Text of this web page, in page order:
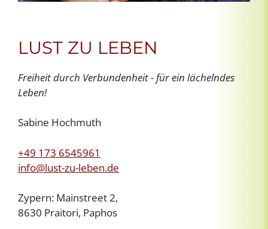
LUST ZU LEBEN
Freiheit durch Verbundenheit - für ein lächelndes
Leben!
Sabine Hochmuth
+49 173 6545961
info@lust-zu-leben.de
Zypern: Mainstreet 2,
8630 Praitori, Paphos